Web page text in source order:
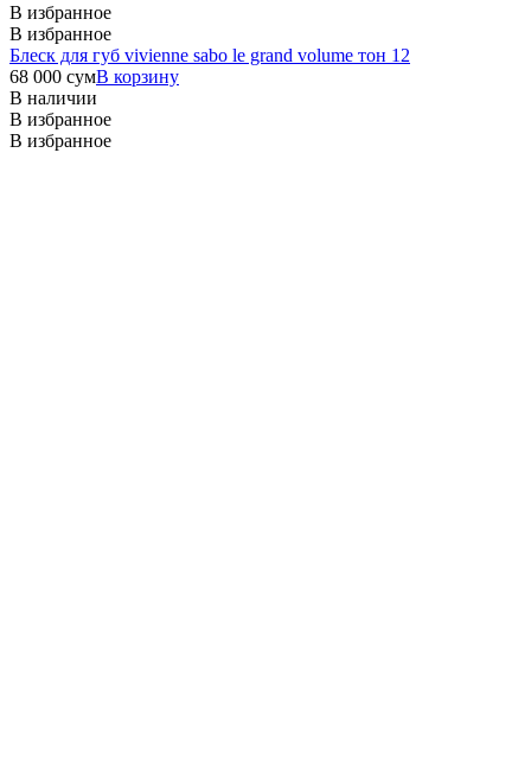
В избранное
В избранное
Блеск для губ vivienne sabo le grand volume тон 12
68 000 сумВ корзину
В наличии
В избранное
В избранное